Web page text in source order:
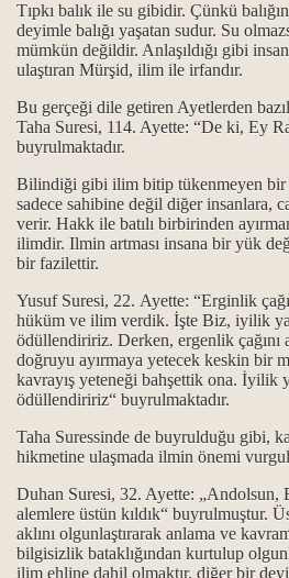
Tıpkı balık ile su gibidir. Çünkü
deyimle balığı yaşatan sudur. Su
mümkün değildir. Anlaşıldığı gibi
ulaştıran Mürşid, ilim ile irfandır.
Bu gerçeği dile getiren Ayetlerden
Taha Suresi, 114. Ayette: “De ki, Ey
buyrulmaktadır.
Bilindiği gibi ilim bitip tükenmeyen bir
sadece sahibine değil diğer insanlara,
verir. Hakk ile batılı birbirinden
ilimdir. Ilmin artması insana bir yük
bir fazilettir.
Yusuf Suresi, 22. Ayette: “Erginlik
hüküm ve ilim verdik. İşte Biz, iyilik
ödüllendiririz. Derken, ergenlik çağını
doğruyu ayırmaya yetecek keskin bir
kavrayış yeteneği bahşettik ona. İyilik
ödüllendiririz“ buyrulmaktadır.
Taha Suressinde de buyrulduğu gibi,
hikmetine ulaşmada ilmin önemi
Duhan Suresi, 32. Ayette: „Andolsun,
alemlere üstün kıldık“ buyrulmuştur.
aklını olgunlaştırarak anlama ve
bilgisizlik bataklığından kurtulup
ilim ehline dahil olmaktır. diğer bir
gösterilmiştir...